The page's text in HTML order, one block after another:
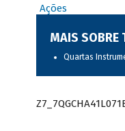
Ações
MAIS SOBRE
Quartas